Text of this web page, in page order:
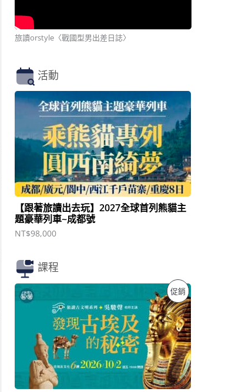
旅讀orstyle〈戰國型男出差日誌〉
活動
【跟著旅讀出去玩】2027全球首列熊貓主
題豪華列車~成都號
NT$98,000
課程
促銷 特
價
商
品
價
格
：
N
T
$
3
,
價
格
：
N
T
$
3